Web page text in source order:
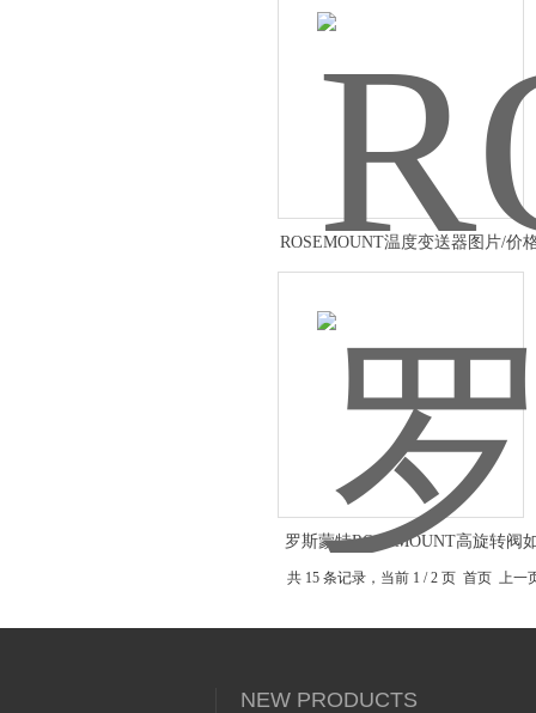
ROSEMOUNT温度变送器图片/价
罗斯蒙特ROSEMOUNT高旋转阀
共 15 条记录，当前 1 / 2 页 首页 上
NEW PRODUCTS